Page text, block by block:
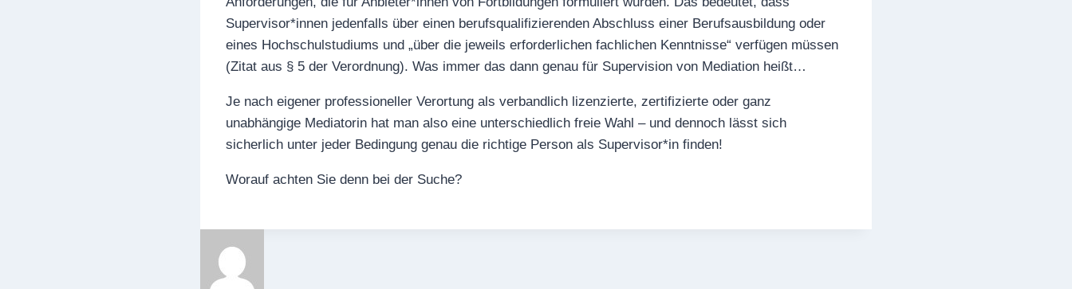
Supervisor*innen jedenfalls über einen berufsqualifizierenden Abschluss einer Berufsausbildung oder
eines Hochschulstudiums und „über die jeweils erforderlichen fachlichen Kenntnisse“ verfügen müssen
(Zitat aus § 5 der Verordnung). Was immer das dann genau für Supervision von Mediation heißt…
Je nach eigener professioneller Verortung als verbandlich lizenzierte, zertifizierte oder ganz
unabhängige Mediatorin hat man also eine unterschiedlich freie Wahl – und dennoch lässt sich
sicherlich unter jeder Bedingung genau die richtige Person als Supervisor*in finden!
Worauf achten Sie denn bei der Suche?